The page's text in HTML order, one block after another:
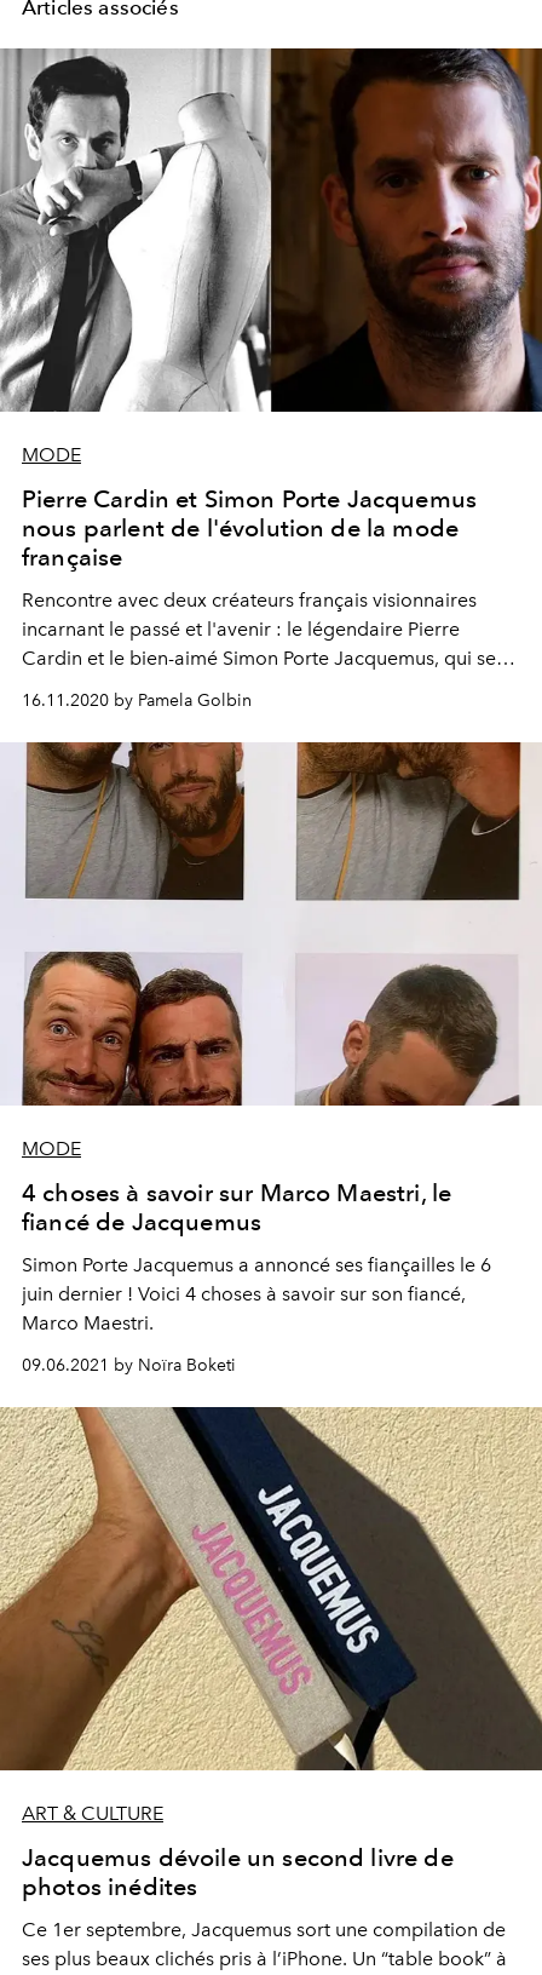
Articles associés
MODE
Pierre Cardin et Simon Porte Jacquemus
nous parlent de l'évolution de la mode
française
Rencontre avec deux créateurs français visionnaires
incarnant le passé et l'avenir : le légendaire Pierre
Cardin et le bien-aimé Simon Porte Jacquemus, qui se
sont exprimés sur la mode, la liberté et le succès.
16.11.2020 by Pamela Golbin
MODE
4 choses à savoir sur Marco Maestri, le
fiancé de Jacquemus
Simon Porte Jacquemus a annoncé ses fiançailles le 6
juin dernier ! Voici 4 choses à savoir sur son fiancé,
Marco Maestri.
09.06.2021 by Noïra Boketi
ART & CULTURE
Jacquemus dévoile un second livre de
photos inédites
Ce 1er septembre, Jacquemus sort une compilation de
ses plus beaux clichés pris à l’iPhone. Un “table book” à